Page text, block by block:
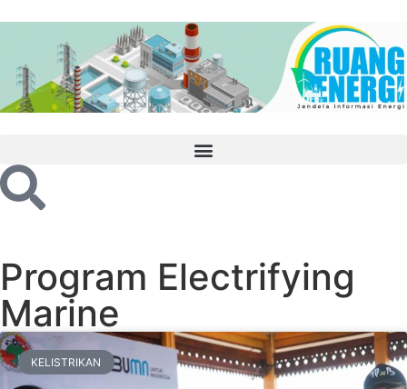
Program Electrifying
Marine
KELISTRIKAN